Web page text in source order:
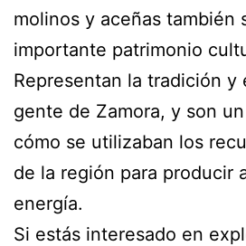
molinos y aceñas también
importante patrimonio
Representan la tradición y
gente de Zamora, y son
cómo se utilizaban los
de la región para producir
energía.
Si estás interesado en